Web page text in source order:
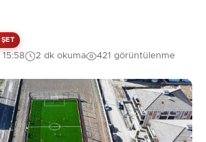
Güvenlik Sorusu:
9 + 5 = ?
2 dk okuma 421 görüntülenme